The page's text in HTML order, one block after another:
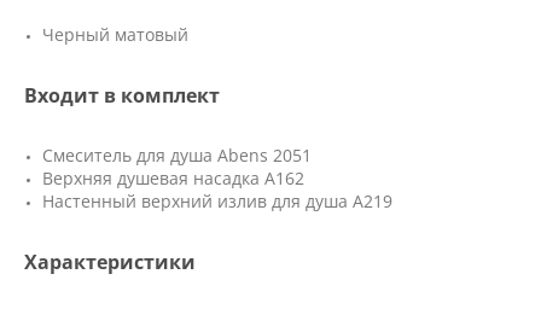
Черный матовый
Входит в комплект
Смеситель для душа Abens 2051
Верхняя душевая насадка A162
Настенный верхний излив для душа A219
Характеристики